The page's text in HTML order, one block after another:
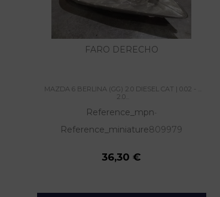
FARO DERECHO
MAZDA 6 BERLINA (GG) 2.0 DIESEL CAT | 0.02 - ...
2.0...
Reference_mpn-
Reference_miniature809979
36,30 €